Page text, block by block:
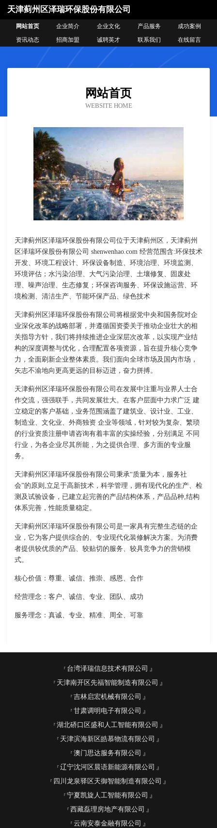
天津蓟州区泽瑞环保股份有限公司
网站首页 企业简介 企业文化 产品服务
成功案例
资讯动态
招商加盟 诚聘英才 联系我们 在线留言
网站首页
WEBSITE HOME
天津蓟州区泽瑞环保股份有限公司位于天津蓟州区，天津蓟州
区泽瑞环保股份有限公司 shenwenhao.com 经营范围含:环保技术
开发、环境工程设计、环保设备制造、环境治理、环境监测、
环境评估；水污染治理、大气污染治理、土壤修复、固废处
理、噪声治理、生态修复；环保咨询服务、环保设施运营、环
境检测、清洁生产、节能环保产品、绿色技术
天津蓟州区泽瑞环保股份有限公司将根据党中央和国务院对企
业深化改革的战略部署，并遵循国资委关于推动企业壮大的相
关指导方针，我们将持续推进企业深层次改革，以实现产业结
构的深度调整与优化，合理配置各项资源，旨在提升核心竞争
力，全面刷新企业整体素质。我们面向全球市场及国内市场，
矢志不渝地向更高更远的目标迈进，奋力拼搏。
天津蓟州区泽瑞环保股份有限公司在发展中注重与业界人士合
作交流，强强联手，共同发展壮大。在客户层面中力求广泛 建
立稳定的客户基础，业务范围涵盖了建筑业、设计业、工业、
制造业、文化业、外商独资 企业等领域，针对较为复杂、繁琐
的行业资质注册申请咨询有着丰富的实操经验，分别满足 不同
行业，为各企业尽其所能，为之提供合理、多方面的专业服
务。
天津蓟州区泽瑞环保股份有限公司秉承“质量为本，服务社
会”的原则,立足于高新技术，科学管理，拥有现代化的生产、检
测及试验设备，已建立起完善的产品结构体系，产品品种,结构
体系完善，性能质量稳定。
天津蓟州区泽瑞环保股份有限公司是一家具有完整生态链的企
业，它为客户提供综合的、专业现代化装修解决方案。为消费
者提供较优质的产品、较贴切的服务、较具竞争力的营销模
式。
核心价值：尊重、诚信、推崇、感恩、合作
经营理念：客户、诚信、专业、团队、成功
服务理念：真诚、专业、精准、周全、可靠
台湾泽瑞信息技术有限公司
天津南开区先福智能制造有限公司
吉林启宏机械有限公司
甘肃调明电子有限公司
湖北硚口区盛和人工智能有限公司
天津滨海新区皓慕物流有限公司
澳门思达服务有限公司
辽宁沈河区晨语新能源有限公司
四川龙泉驿区天御智能制造有限公司
宁夏凯旋人工智能有限公司
西藏磊理房地产有限公司
云南安泰金融有限公司